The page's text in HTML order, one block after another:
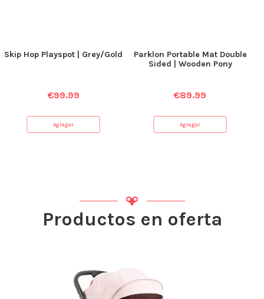
Skip Hop Playspot | Grey/Gold
€99.99
Agregar
Parklon Portable Mat Double
Sided | Wooden Pony
€89.99
Agregar
Productos en oferta